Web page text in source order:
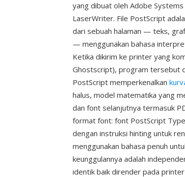
yang dibuat oleh Adobe
LaserWriter. File PostScript
dari sebuah halaman — teks,
— menggunakan bahasa
Ketika dikirim ke printer yang
Ghostscript), program tersebut
PostScript memperkenalkan
halus, model matematika yang
dan font selanjutnya termasuk
format font: font PostScript
dengan instruksi hinting untuk
menggunakan bahasa penuh
keunggulannya adalah
identik baik dirender pada